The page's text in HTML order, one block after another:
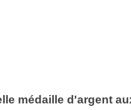
médaille d'argent